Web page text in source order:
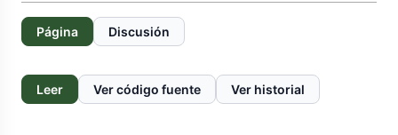
Página Discusión
Leer Ver código fuente Ver historial